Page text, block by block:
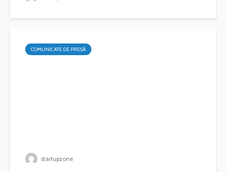
COMUNICATE DE PRESĂ
startupzone